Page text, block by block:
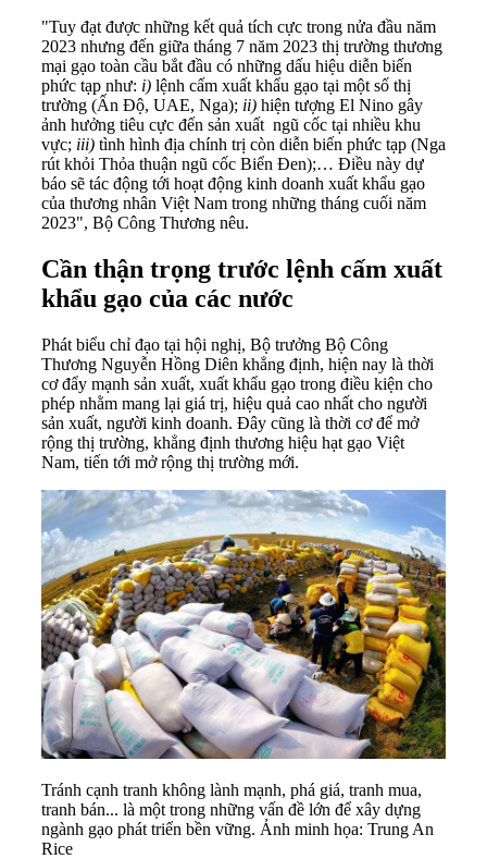
"Tuy đạt được những kết quả tích cực trong nửa đầu năm
2023 nhưng đến giữa tháng 7 năm 2023 thị trường thương
mại gạo toàn cầu bắt đầu có những dấu hiệu diễn biến
phức tạp như: i) lệnh cấm xuất khẩu gạo tại một số thị
trường (Ấn Độ, UAE, Nga); ii) hiện tượng El Nino gây
ảnh hưởng tiêu cực đến sản xuất ngũ cốc tại nhiều khu
vực; iii) tình hình địa chính trị còn diễn biến phức tạp (Nga
rút khỏi Thỏa thuận ngũ cốc Biển Đen);… Điều này dự
báo sẽ tác động tới hoạt động kinh doanh xuất khẩu gạo
của thương nhân Việt Nam trong những tháng cuối năm
2023", Bộ Công Thương nêu.
Cần thận trọng trước lệnh cấm xuất
khẩu gạo của các nước
Phát biểu chỉ đạo tại hội nghị, Bộ trưởng Bộ Công
Thương Nguyễn Hồng Diên khẳng định, hiện nay là thời
cơ đẩy mạnh sản xuất, xuất khẩu gạo trong điều kiện cho
phép nhằm mang lại giá trị, hiệu quả cao nhất cho người
sản xuất, người kinh doanh. Đây cũng là thời cơ để mở
rộng thị trường, khẳng định thương hiệu hạt gạo Việt
Nam, tiến tới mở rộng thị trường mới.
Tránh cạnh tranh không lành mạnh, phá giá, tranh mua,
tranh bán... là một trong những vấn đề lớn để xây dựng
ngành gạo phát triển bền vững. Ảnh minh họa: Trung An
Rice